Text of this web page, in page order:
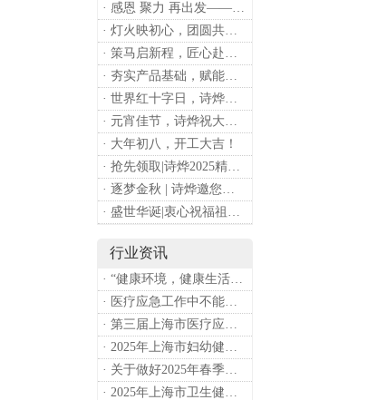
· 感恩 聚力 再出发——上海诗烨企业发展有限公司成立20周年庆典
· 灯火映初心，团圆共安康 —— 诗烨恭祝大家元宵喜乐
· 策马启新程，匠心赴华章——诗烨开工大吉
· 夯实产品基础，赋能专业服务——上海诗烨办公椅产品基础知识培训圆满开展
· 世界红十字日，诗烨向全体红十字人致以最诚挚的节日祝福
· 元宵佳节，诗烨祝大家团团圆圆
· 大年初八，开工大吉！
· 抢先领取|诗烨2025精美台历超前放送！
· 逐梦金秋 | 诗烨邀您共赴第90届中国国际医疗器械博览会
· 盛世华诞|衷心祝福祖国母亲昌盛富强！
行业资讯
· “健康环境，健康生活”，上海第37个爱国卫生月系列活动
· 医疗应急工作中不能忽略的设备：医用转运车
· 第三届上海市医疗应急青年职业技能大赛暨第八届进博会医疗保障技能大比武活动通知
· 2025年上海市妇幼健康工作要点
· 关于做好2025年春季新冠病毒感染等重点传染病防治工作的通知
· 2025年上海市卫生健康工作要点